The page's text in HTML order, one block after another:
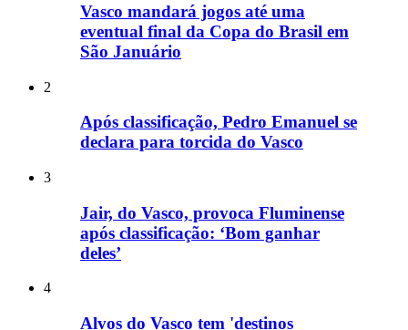
Vasco mandará jogos até uma
eventual final da Copa do Brasil em
São Januário
2
Após classificação, Pedro Emanuel se
declara para torcida do Vasco
3
Jair, do Vasco, provoca Fluminense
após classificação: ‘Bom ganhar
deles’
4
Alvos do Vasco tem 'destinos